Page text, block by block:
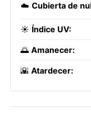
☁️ Cubierta de
☀️ Índice UV:
🌅 Amanecer:
🌇 Atardecer: